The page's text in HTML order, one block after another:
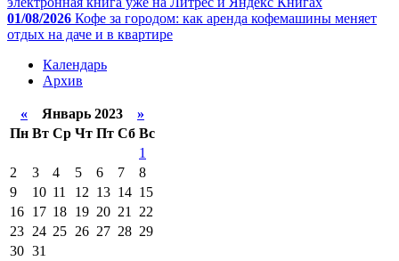
01/08/2026 Кофе за городом: как аренда кофемашины меняет
отдых на даче и в квартире
Календарь
Архив
« Январь 2023 »
Пн Вт Ср Чт Пт Сб Вс
1
2
3 4 5 6 7
8
9
10 11 12 13 14 15
16 17 18 19 20 21
22
23 24 25 26 27 28 29
30 31